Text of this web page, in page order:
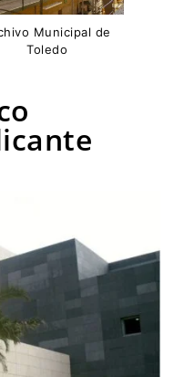
Municipal de
Toledo